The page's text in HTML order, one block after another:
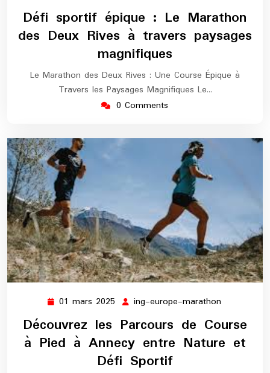
2025
marathon
Défi sportif épique : Le Marathon
des Deux Rives à travers paysages
magnifiques
Le Marathon des Deux Rives : Une Course Épique à
Travers les Paysages Magnifiques Le…
0 Comments
01 mars 2025 01
mars
2025
ing-europe-marathon
marathon
Découvrez les Parcours de Course
à Pied à Annecy entre Nature et
Défi Sportif